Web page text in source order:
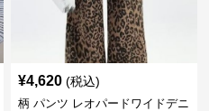
¥4,620 (税込)
柄 パンツ レオパードワイドデニ